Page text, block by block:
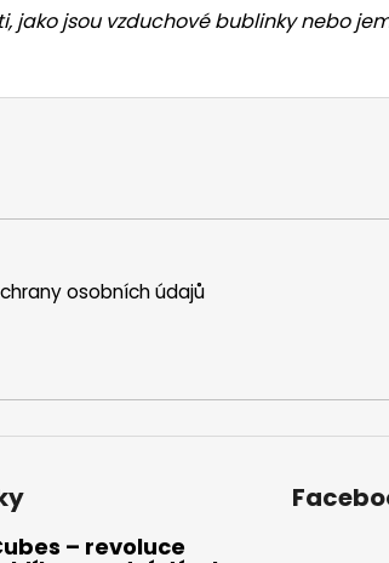
jsou vzduchové bublinky nebo
osobních údajů
– revoluce